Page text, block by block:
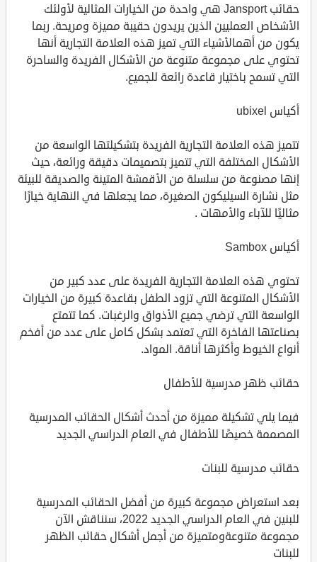
حقائب Jansport هي واحدة من الخيارات المثالية لأولئك
الأشخاص العمليين الذين يريدون حقيبة مميزة ومريحة. ربما
يكون من أهمالأشياء التي تميز هذه العلامة التجارية أنها
تحتوي على مجموعة متنوعة من الأشكال الفريدة والساحرة
التي تسمح باختيار قاعدة رائعة للجميع.
أكياس ubixel
تتميز هذه العلامة التجارية الفريدة بتشكيلتها الواسعة من
الأشكال المختلفة التي تتميز بتصميمات دقيقة ورائعة، حيث
إنها مصنوعة من سلسلة من الأقمشة المتينة والصديقة للبيئة
مثل نشارة السيليكون الصغيرة، مما يجعلها في النهاية خيارًا
مثاليًا للآباء والأمهات .
أكياس Sambox
تحتوي هذه العلامة التجارية الفريدة على عدد كبير من
الأشكال المتنوعة التي تزود الطفل بقاعدة كبيرة من الخيارات
الواسعة التي ترضي جميع الأذواق والرغبات. كما تتمتع
بصناعتها الفاخرة التي تعتمد بشكل كامل على عدد من أفخم
أنواع الخيوط وأكثرها أناقة. المواد.
حقائب ظهر مدرسية للأطفال
فيما يلي تشكيلة مميزة من أحدث أشكال الحقائب المدرسية
المصممة خصيصًا للأطفال في العام الدراسي الجديد
حقائب مدرسية للبنات
بعد استعراض مجموعة كبيرة من أفضل الحقائب المدرسية
للبنين في العام الدراسي الجديد 2022، سنناقش الآن
مجموعة متنوعةومتميزة من أجمل أشكال حقائب الظهر
للبنات